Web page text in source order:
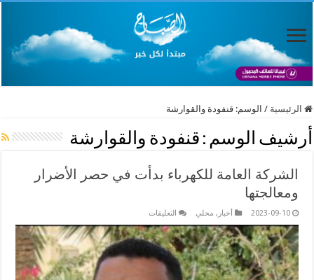
الرئيسية / الوسم:قنفودة والقوارشة
أرشيف الوسم : قنفودة والقوارشة
الشركة العامة للكهرباء بدأت في حصر الأضرار
ومعالجتها
2023-09-10 أخبار , محلي التعليقات
العامة
للكهرباء
بدأت
في